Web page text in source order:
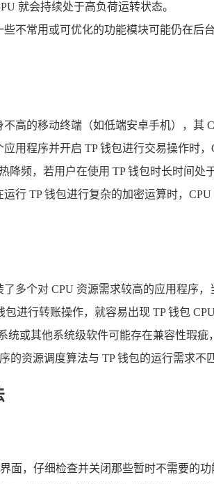
就会持续处于高负荷运转状态。
不常用或可优化的功能模块可能仍在
高的移动终端（如低端安卓手机），其
用程序并开启 TP 钱包进行交易操作时，
降频，若用户在使用 TP 钱包时长时间
行 TP 钱包进行复杂的加密运算时，
多个对 CPU 资源需求较高的应用程序
进行转账操作，就容易出现 TP 钱包
统或其他系统级软件可能存在兼容性瑕
资源调度算法与 TP 钱包的运行需求不
面，仔细检查并关闭那些暂时不需要的